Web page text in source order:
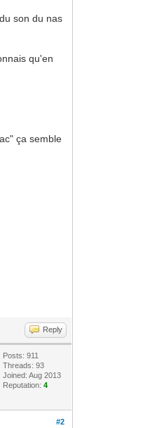
son du nas
qu'en
ça semble
Reply
Posts: 911
Threads: 93
Joined: Aug 2013
Reputation:4
#2